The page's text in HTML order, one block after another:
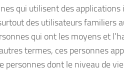
qui utilisent des applications
des utilisateurs familiers
qui ont les moyens et
termes, ces personnes
personnes dont le niveau de